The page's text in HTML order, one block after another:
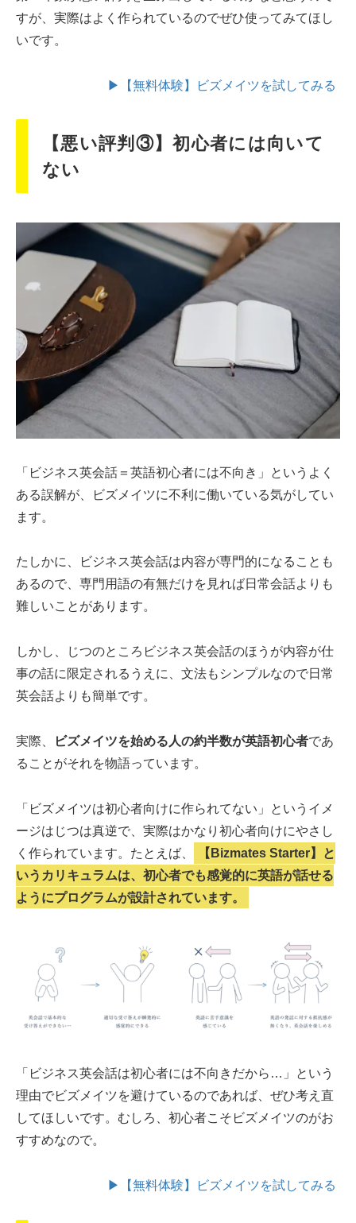
すが、実際はよく作られているのでぜひ使ってみてほし
いです。
▶【無料体験】ビズメイツを試してみる
【悪い評判③】初心者には向いて
ない
「ビジネス英会話＝英語初心者には不向き」というよく
ある誤解が、ビズメイツに不利に働いている気がしてい
ます。
たしかに、ビジネス英会話は内容が専門的になることも
あるので、専門用語の有無だけを見れば日常会話よりも
難しいことがあります。
しかし、じつのところビジネス英会話のほうが内容が仕
事の話に限定されるうえに、文法もシンプルなので日常
英会話よりも簡単です。
実際、 ビズメイツを始める人の約半数が英語初心者であ
ることがそれを物語っています。
「ビズメイツは初心者向けに作られてない」というイメ
ージはじつは真逆で、実際はかなり初心者向けにやさし
く作られています。たとえば、
【Bizmates Starter】と
いうカリキュラムは、初心者でも感覚的に英語が話せる
ようにプログラムが設計されています。
「ビジネス英会話は初心者には不向きだから…」という
理由でビズメイツを避けているのであれば、ぜひ考え直
してほしいです。むしろ、初心者こそビズメイツのがお
すすめなので。
▶【無料体験】ビズメイツを試してみる